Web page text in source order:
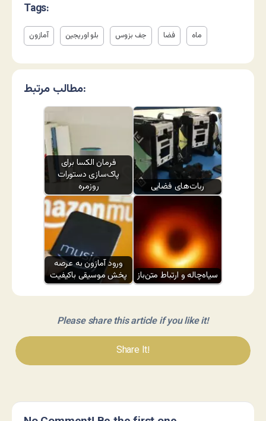
Tags:
آمازون بلو اوریجین جف بزوس فضا ماه
مطالب مرتبط:
فرمان الکسا برای
پاک‌سازی دستورات
روزمره
ربات‌های فضایی
ورود آمازون به عرصه
پخش موسیقی باکیفیت
سیاه‌چاله و ارتباط متن‌باز
Please share this article if you like it!
Share It!